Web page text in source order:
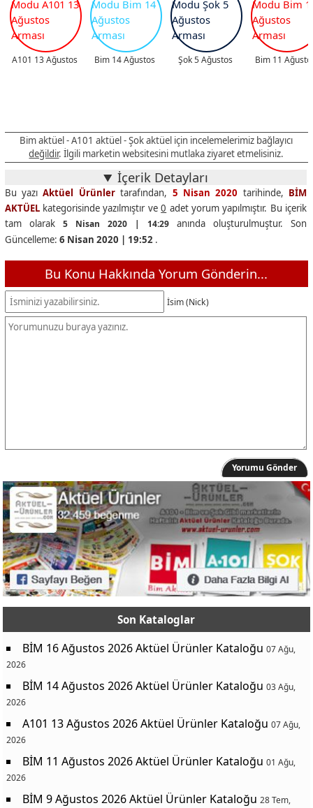
A101 13 Ağustos Bim 14 Ağustos Şok 5 Ağustos Bim 11
Bim aktüel - A101 aktüel - Şok aktüel için incelemelerimiz bağlayıcı
değildir. İlgili marketin websitesini mutlaka ziyaret etmelisiniz.
İçerik Detayları
Bu yazıAktüel Ürünlertarafından, 5 Nisan 2020 tarihinde, BİM
AKTÜELkategorisinde yazılmıştır ve0 adet yorum yapılmıştır. Bu içerik
tam olarak 5 Nisan 2020 | 14:29anında oluşturulmuştur. Son
Güncelleme: 6 Nisan 2020 | 19:52 .
Bu Konu Hakkında Yorum Gönderin...
İsim (Nick)
Yorumu Gönder
Son Kataloglar
BİM 16 Ağustos 2026 Aktüel Ürünler Kataloğu 07 Ağu,
2026
BİM 14 Ağustos 2026 Aktüel Ürünler Kataloğu 03 Ağu,
2026
A101 13 Ağustos 2026 Aktüel Ürünler Kataloğu 07 Ağu,
2026
BİM 11 Ağustos 2026 Aktüel Ürünler Kataloğu 01 Ağu,
2026
BİM 9 Ağustos 2026 Aktüel Ürünler Kataloğu 28 Tem,